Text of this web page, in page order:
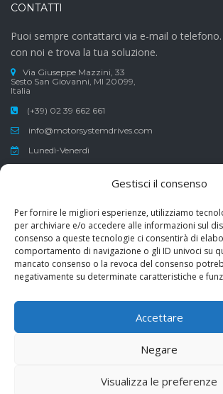
Gestisci il consenso
Per fornire le migliori esperienze, utilizziamo
per archiviare e/o accedere alle informazioni sul
consenso a queste tecnologie ci consentirà di
comportamento di navigazione o gli ID univoci su
mancato consenso o la revoca del consenso
negativamente su determinate caratteristiche e
Accettare
Negare
Visualizza le preferenze
CONTATTI
Puoi sempre contattarci via e-mail o
con noi e trova la tua soluzione.
Via Giuseppe Mazzini, 33
Sesto San Giovanni, MI 20099,
Italia
(+39) 02 39 662 661
info@motorsystemdrives.com
Lunedì-Venerdì
8:30-12:30 , 13:30-17:30
Erogazione pubblica ricevuta ai sensi del
2020, n°23 di €30’000,00
Motors Systems &
Privacy Policy Cookie